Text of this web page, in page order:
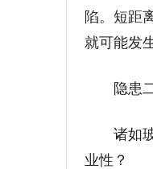
陷。短距
就可能发
隐患二
诸如玻
业性？